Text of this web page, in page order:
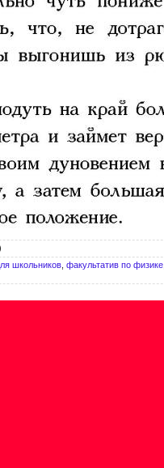
школьников факультатив по физике